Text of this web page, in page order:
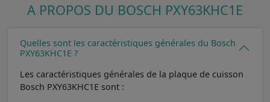
A PROPOS DU BOSCH PXY63KHC1E
Quelles sont les caractéristiques générales du Bosch
PXY63KHC1E ?
Les caractéristiques générales de la plaque de cuisson
Bosch PXY63KHC1E sont :